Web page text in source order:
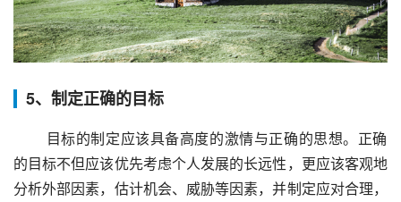
5、制定正确的目标
的目标不但应该优先考虑个人发展的长远性，更应该客观地
分析外部因素，估计机会、威胁等因素，并制定应对合理，